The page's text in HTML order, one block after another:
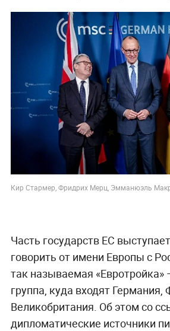
Кир Стармер, Фридрих Мерц, Эмманюэль
Часть государств ЕС
говорить от имени Европы с
так называемая
группа, куда входят Германия,
Великобритания. Об этом со
дипломатические источники